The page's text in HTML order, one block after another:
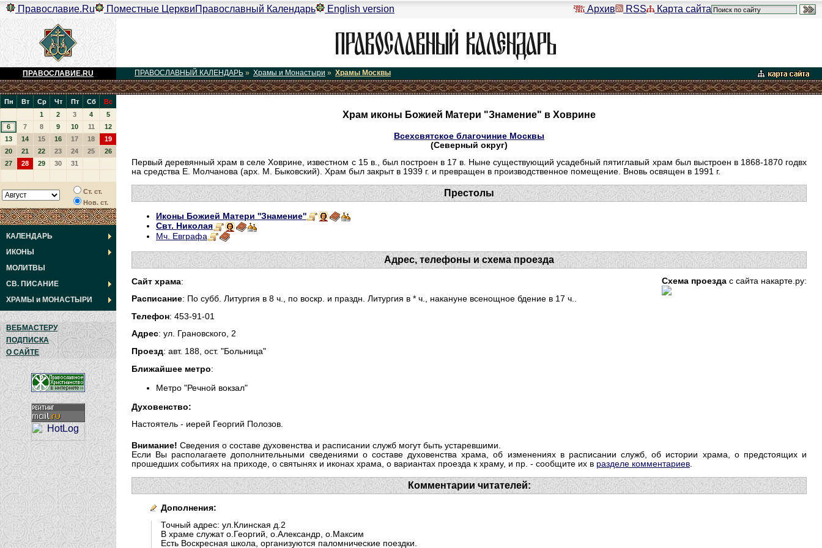
Архив RSS Карта сайта
Православие.Ru Поместные ЦерквиПравославный Календарь English version
ПРАВОСЛАВИЕ.RU ПРАВОСЛАВНЫЙ КАЛЕНДАРЬ » Храмы и Монастыри » Храмы Москвы
Пн Вт Ср Чт Пт Сб
Вс
1
2 3 4
5
6
7 8 9 10 11
12
13
14 15 16 17 18
19
20
21 22 23 24 25
26
27
28 29 30 31
Ст. ст.
Нов. ст.
КАЛЕНДАРЬ
ИКОНЫ
МОЛИТВЫ
СВ. ПИСАНИЕ
ХРАМЫ и МОНАСТЫРИ
ВЕБМАСТЕРУ
ПОДПИСКА
О САЙТЕ
Храм иконы Божией Матери "Знамение" в Ховрине
Всехсвятское благочиние Москвы
(Северный округ)
Первый деревянный храм в селе Ховрине, известном с 15 в., был построен в 17 в. Ныне существующий усадебный пятиглавый храм был выстроен в 1868-1870 годвх
на средства Е. Молчанова (арх. М. Быковский). Храм был закрыт в 1939 г. и превращен в производственное помещение. Вновь освящен в 1991 г.
Престолы
Иконы Божией Матери ''Знамение''
Свт. Николая
Мч. Евграфа
Адрес, телефоны и схема проезда
Схема проезда с сайта накарте.ру:
Сайт храма:
Расписание: По субб. Литургия в 8 ч., по воскр. и праздн. Литургия в * ч., накануне всенощное бдение в 17 ч..
Телефон: 453-91-01
Адрес: ул. Грановского, 2
Проезд: авт. 188, ост. "Больница"
Ближайшее метро:
Метро "Речной вокзал"
Духовенство:
Настоятель - иерей Георгий Полозов.
Внимание! Сведения о составе духовенства и расписании служб могут быть устаревшими.
Если Вы располагаете дополнительными сведениями о составе духовенства храма, об изменениях в расписании служб, об истории храма, о предстоящих и
прошедших событиях на приходе, о святынях и иконах храма, о вариантах проезда к храму, и пр. - сообщите их в разделе комментариев.
Комментарии читателей:
Дополнения:
Точный адрес: ул.Клинская д.2
В храме служат о.Георгий, о.Александр, о.Максим
Есть Воскресная школа, организуются паломнические поездки.